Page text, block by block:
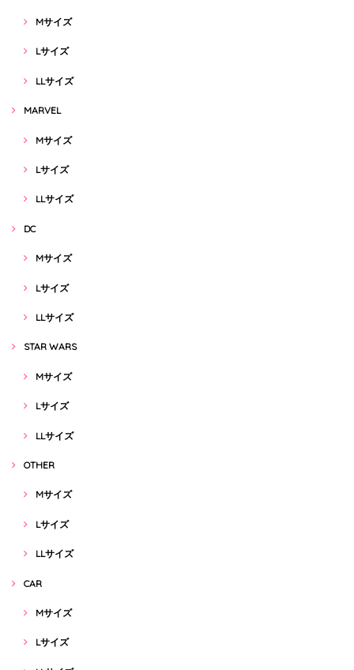
Mサイズ
Lサイズ
LLサイズ
MARVEL
Mサイズ
Lサイズ
LLサイズ
DC
Mサイズ
Lサイズ
LLサイズ
STAR WARS
Mサイズ
Lサイズ
LLサイズ
OTHER
Mサイズ
Lサイズ
LLサイズ
CAR
Mサイズ
Lサイズ